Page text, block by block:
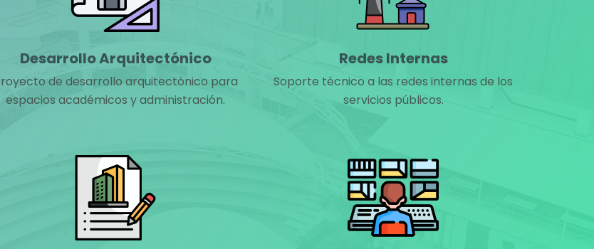
Desarrollo Arquitectónico
de desarrollo arquitectónico para
espacios académicos y administración.
Redes Internas
Soporte técnico a las redes internas de los
servicios públicos.